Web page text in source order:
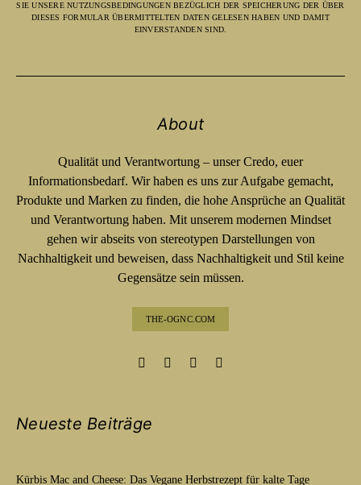
SIE UNSERE NUTZUNGSBEDINGUNGEN BEZÜGLICH DER SPEICHERUNG DER ÜBER
DIESES FORMULAR ÜBERMITTELTEN DATEN GELESEN HABEN UND DAMIT
EINVERSTANDEN SIND.
About
Qualität und Verantwortung – unser Credo, euer
Informationsbedarf. Wir haben es uns zur Aufgabe gemacht,
Produkte und Marken zu finden, die hohe Ansprüche an Qualität
und Verantwortung haben. Mit unserem modernen Mindset
gehen wir abseits von stereotypen Darstellungen von
Nachhaltigkeit und beweisen, dass Nachhaltigkeit und Stil keine
Gegensätze sein müssen.
THE-OGNC.COM
Neueste Beiträge
Kürbis Mac and Cheese: Das Vegane Herbstrezept für kalte Tage